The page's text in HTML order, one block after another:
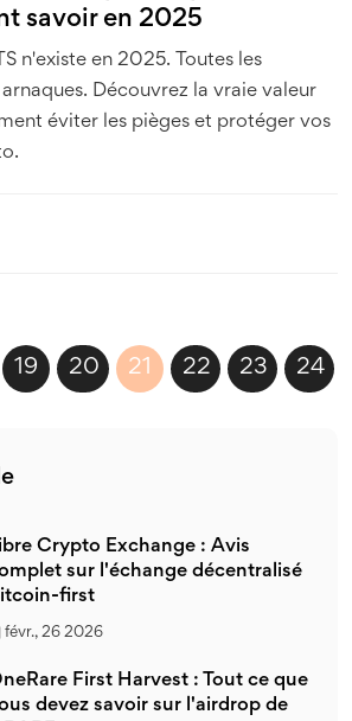
savoir en 2025
n'existe en 2025. Toutes les
Découvrez la vraie valeur
éviter les pièges et protéger vos
19 20 21 22 23 24
Crypto Exchange : Avis
sur l'échange décentralisé
first
févr., 26 2026
First Harvest : Tout ce que
devez savoir sur l'airdrop de